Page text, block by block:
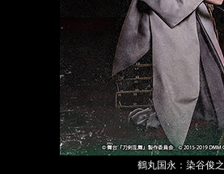
鶴丸国永：染谷俊之